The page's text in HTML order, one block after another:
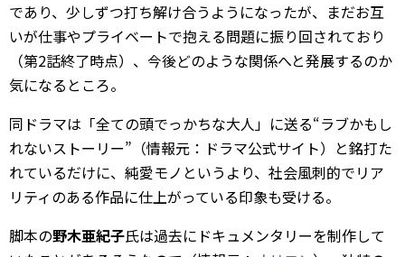
であり、少しずつ打ち解け合うようになったが、まだお互
いが仕事やプライベートで抱える問題に振り回されており
（第2話終了時点）、今後どのような関係へと発展するのか
気になるところ。
同ドラマは「全ての頭でっかちな大人」に送る“ラブかもし
れないストーリー”（情報元：ドラマ公式サイト）と銘打た
れているだけに、純愛モノというより、社会風刺的でリア
リティのある作品に仕上がっている印象も受ける。
脚本の野木亜紀子氏は過去にドキュメンタリーを制作して